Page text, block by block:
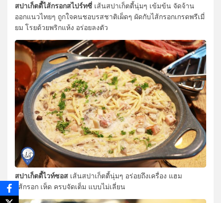
สปาเก็ตตี้ไส้กรอกสไปร์ทซี่ เส้นสปาเก็ตตี้นุ่มๆ เข้มข้น จัดจ้าน
ออกแนวไทยๆ ถูกใจคนชอบรสชาติเผ็ดๆ ผัดกับไส้กรอกเกรดพรีเมี่
ยม โรยด้วยพริกแห้ง อร่อยลงตัว
สปาเก็ตตี้ไวท์ซอส เส้นสปาเก็ตตี้นุ่มๆ อร่อยถึงเครื่อง แฮม
ไส้กรอก เห็ด ครบจัดเต็ม แบบไม่เลี่ยน